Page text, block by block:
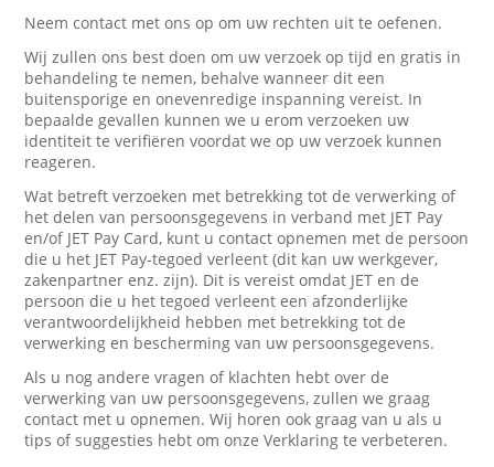
Neem contact met ons op om uw rechten uit te oefenen.
Wij zullen ons best doen om uw verzoek op tijd en gratis in
behandeling te nemen, behalve wanneer dit een
buitensporige en onevenredige inspanning vereist. In
bepaalde gevallen kunnen we u erom verzoeken uw
identiteit te verifiëren voordat we op uw verzoek kunnen
reageren.
Wat betreft verzoeken met betrekking tot de verwerking of
het delen van persoonsgegevens in verband met JET Pay
en/of JET Pay Card, kunt u contact opnemen met de persoon
die u het JET Pay-tegoed verleent (dit kan uw werkgever,
zakenpartner enz. zijn). Dit is vereist omdat JET en de
persoon die u het tegoed verleent een afzonderlijke
verantwoordelijkheid hebben met betrekking tot de
verwerking en bescherming van uw persoonsgegevens.
Als u nog andere vragen of klachten hebt over de
verwerking van uw persoonsgegevens, zullen we graag
contact met u opnemen. Wij horen ook graag van u als u
tips of suggesties hebt om onze Verklaring te verbeteren.